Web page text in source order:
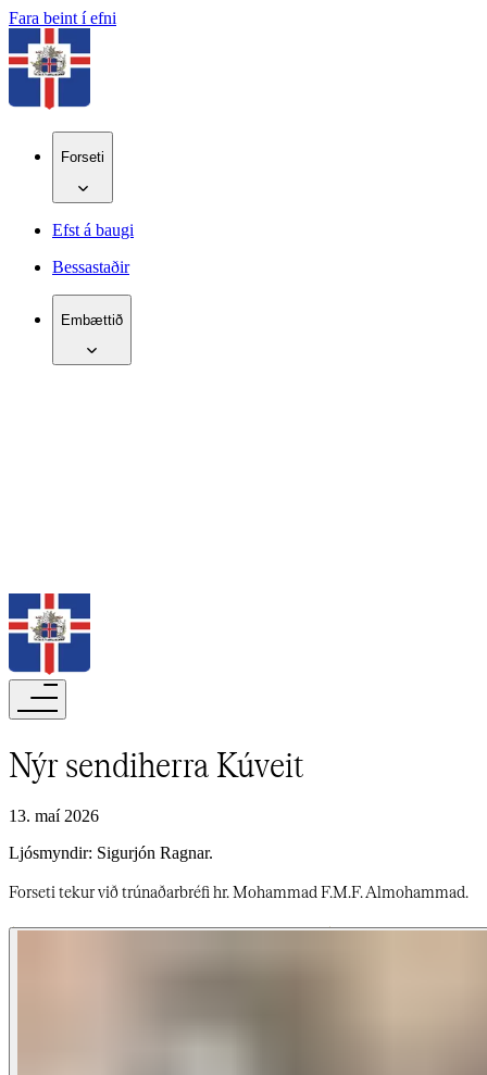
Fara beint í efni
Forseti
Efst á baugi
Bessastaðir
Embættið
Nýr sendiherra Kúveit​​​​‌ ‍ ​‍​‍‌‍ ‌ ​‍‌‍‍‌‌‍‌ ‌‍‍‌‌‍ ‍​‍​‍​ ‍‍​‍​‍‌ ​ ‌‍​‌‌‍ ‍‌‍‍‌‌ ‌​‌ ‍‌​‍ ‍‌‍‍‌‌‍ ​‍​‍​‍ ​​‍​‍‌‍‍​‌ ​‍‌‍‌‌‌‍‌‍​‍​‍​ ‍‍​‍​‍‌‍‍​‌ ‌​‌ ‌​‌ ​​‌ ​ ​‍ ​‍ ‌‍‌‍‌‍ ‌ ​‍‌ ​ ‌‍‌‌‌ ‌​‌‍‍‌​‍ ‌‌‍‍‌‌ ​ ‌‍ ​‌‍​‌‌‍ ‍‌‍‌​‌ ​ ​‍ ‍‌ ‌‍‌‍‌‌‌ ​‍‌‍​ ‌‍‌‌‌‍ ​​‍ ‍‌‍​‌‌ ​​‌ ​​​‍ ‌ ​ ‌ ‌​‌ ‌‌‌‍‌​‌‍‍‌‌‍ ​‍ ‌‍‍‌‌‍ ‍‌ ‌​‌‍‌‌‌‍ ‍‌ ‌​​‍ ‌‍‌‌‌‍‌​‌‍‍‌‌ ‌​​‍ ‌‍ ‌‌‍ ‌‍‌​‌‍‌‌​ ‌‌ ​​‌ ​‍‌‍‌‌‌ ​ ‌‍‌‌‌‍ ‍‌ ‌​‌‍​‌‌ ‌​‌‍‍‌‌‍ ‌‍ ‍​ ‍ ‌‍‍‌‌‍‌​​ ‌​ ​ ​ ‌‍​ ‌ ​ ‍​‌‍​ ​ ​‌​ ​​​ ​‌​‍ ‌​ ‌​​ ‌‍‌‍‌​‌‍‌‌​‍ ‌​ ‌​‌‍‌‍​ ​ ​ ‌ ​‍ ‌​ ‍​‌‍‌‍‌‍‌‌​ ‌​​‍ ‌​ ‌‍‌‍‌‌‌‍‌‌​ ​ ‌‍​‍​ ‌​​ ‍​​ ‌‍‌‍​‍‌‍​‌​ ‌‌​ ‍‌​ ‍ ‌ ‌​‌ ‍‌‌ ​​‌‍‌‌​ ‌‌‍ ‍‌‍‌‌‌ ‌ ‌ ​ ​ ‍ ‌ ​​‌‍​‌‌ ‌​‌‍‍​​ ‌‌ ‌​‌‍‍‌‌ ‌​‌‍ ​‌‍‌‌​ ‌‍​‍‌‍​‌‌ ​ ‌‍‌‌‌‌‌‌‌ ​‍‌‍ ​​ ‌‌‍‍​‌ ‌​‌ ‌​‌ ​​‌ ​ ​‍‌‌​ ​‍‌​‌‍​‍‌‌​ ​‍‌​‌‍‌‍‌‍‌‍ ‌ ​‍‌ ​ ‌‍‌‌‌ ‌​‌‍‍‌​‍ ‌‌‍‍‌‌ ​ ‌‍ ​‌‍​‌‌‍ ‍‌‍‌​‌ ​ ​‍ ‍‌ ‌‍‌‍‌‌‌ ​‍‌‍​ ‌‍‌‌‌‍ ​​‍ ‍‌‍​‌‌ ​​‌ ​​​‍‌‌​ ​‍‌​‌‍‌ ​ ‌ ‌​‌ ‌‌‌‍‌​‌‍‍‌‌‍ ​‍‌‍‌‍‍‌‌‍‌​​ ‌​ ​ ​ ‌‍​ ‌ ​ ‍​‌‍​ ​ ​‌​ ​​​ ​‌​‍ ‌​ ‌​​ ‌‍‌‍‌​‌‍‌‌​‍ ‌​ ‌​‌‍‌‍​ ​ ​ ‌ ​‍ ‌​ ‍​‌‍‌‍‌‍‌‌​ ‌​​‍ ‌​ ‌‍‌‍‌‌‌‍‌‌​ ​ ‌‍​‍​ ‌​​ ‍​​ ‌‍‌‍​‍‌‍​‌​ ‌‌​ ‍‌​‍‌‍‌ ‌​‌ ‍‌‌ ​​‌‍‌‌​ ‌‌‍ ‍‌‍‌‌‌ ‌ ‌ ​ ​‍‌‍‌ ​​‌‍​‌‌ ‌​‌‍‍​​ ‌‌ ‌​‌‍‍‌‌ ‌​‌‍ ​‌‍‌‌​‍‌‍‌ ​​‌‍‌‌‌ ​‍‌ ​ ‌ ​​‌‍‌‌‌‍​ ‌ ‌​‌‍‍‌‌ ‌‍‌‍‌‌​ ‌‌ ​​‌ ‌‌‌‍​‍‌‍ ​‌‍‍‌‌ ​ ‌‍‍​‌‍‌‌‌‍‌​​‍​‍‌ ‌
13. maí 2026
Ljósmyndir: Sigurjón Ragnar.​​​​‌ ‍ ​‍​‍‌‍ ‌ ​‍‌‍‍‌‌‍‌ ‌‍‍‌‌‍ ‍​‍​‍​ ‍‍​‍​‍‌ ​ ‌‍​‌‌‍ ‍‌‍‍‌‌ ‌​‌ ‍‌​‍ ‍‌‍‍‌‌‍ ​‍​‍​‍ ​​‍​‍‌‍‍​‌ ​‍‌‍‌‌‌‍‌‍​‍​‍​ ‍‍​‍​‍‌‍‍​‌ ‌​‌ ‌​‌ ​​‌ ​ ​‍ ​‍ ‌‍‌‍‌‍ ‌ ​‍‌ ​ ‌‍‌‌‌ ‌​‌‍‍‌​‍ ‌‌‍‍‌‌ ​ ‌‍ ​‌‍​‌‌‍ ‍‌‍‌​‌ ​ ​‍ ‍‌ ‌‍‌‍‌‌‌ ​‍‌‍​ ‌‍‌‌‌‍ ​​‍ ‍‌‍​‌‌ ​​‌ ​​​‍ ‌ ​ ‌ ‌​‌ ‌‌‌‍‌​‌‍‍‌‌‍ ​‍ ‌‍‍‌‌‍ ‍‌ ‌​‌‍‌‌‌‍ ‍‌ ‌​​‍ ‌‍‌‌‌‍‌​‌‍‍‌‌ ‌​​‍ ‌‍ ‌‌‍ ‌‍‌​‌‍‌‌​ ‌‌ ​​‌ ​‍‌‍‌‌‌ ​ ‌‍‌‌‌‍ ‍‌ ‌​‌‍​‌‌ ‌​‌‍‍‌‌‍ ‌‍ ‍​ ‍ ‌‍‍‌‌‍‌​​ ‌​ ​ ​ ‌‍​ ‌ ​ ‍​‌‍​ ​ ​‌​ ​​​ ​‌​‍ ‌​ ‌​​ ‌‍‌‍‌​‌‍‌‌​‍ ‌​ ‌​‌‍‌‍​ ​ ​ ‌ ​‍ ‌​ ‍​‌‍‌‍‌‍‌‌​ ‌​​‍ ‌​ ‌‍‌‍‌‌‌‍‌‌​ ​ ‌‍​‍​ ‌​​ ‍​​ ‌‍‌‍​‍‌‍​‌​ ‌‌​ ‍‌​ ‍ ‌ ‌​‌ ‍‌‌ ​​‌‍‌‌​ ‌‌‍ ‍‌‍‌‌‌ ‌ ‌ ​ ​ ‍ ‌ ​​‌‍​‌‌ ‌​‌‍‍​​ ‌‌‍‍‌‌‍ ‌‌‍​‌‌‍‌ ‌‍‌‌‌​​ ‌ ​‍‌‍‌‌‌‍‌​‌‍‍‌‌ ‌​‌ ​ ​ ‌‍​‍‌‍​‌‌ ​ ‌‍‌‌‌‌‌‌‌ ​‍‌‍ ​​ ‌‌‍‍​‌ ‌​‌ ‌​‌ ​​‌ ​ ​‍‌‌​ ​‍‌​‌‍​‍‌‌​ ​‍‌​‌‍‌‍‌‍‌‍ ‌ ​‍‌ ​ ‌‍‌‌‌ ‌​‌‍‍‌​‍ ‌‌‍‍‌‌ ​ ‌‍ ​‌‍​‌‌‍ ‍‌‍‌​‌ ​ ​‍ ‍‌ ‌‍‌‍‌‌‌ ​‍‌‍​ ‌‍‌‌‌‍ ​​‍ ‍‌‍​‌‌ ​​‌ ​​​‍‌‌​ ​‍‌​‌‍‌ ​ ‌ ‌​‌ ‌‌‌‍‌​‌‍‍‌‌‍ ​‍‌‍‌‍‍‌‌‍‌​​ ‌​ ​ ​ ‌‍​ ‌ ​ ‍​‌‍​ ​ ​‌​ ​​​ ​‌​‍ ‌​ ‌​​ ‌‍‌‍‌​‌‍‌‌​‍ ‌​ ‌​‌‍‌‍​ ​ ​ ‌ ​‍ ‌​ ‍​‌‍‌‍‌‍‌‌​ ‌​​‍ ‌​ ‌‍‌‍‌‌‌‍‌‌​ ​ ‌‍​‍​ ‌​​ ‍​​ ‌‍‌‍​‍‌‍​‌​ ‌‌​ ‍‌​‍‌‍‌ ‌​‌ ‍‌‌ ​​‌‍‌‌​ ‌‌‍ ‍‌‍‌‌‌ ‌ ‌ ​ ​‍‌‍‌ ​​‌‍​‌‌ ‌​‌‍‍​​ ‌‌‍‍‌‌‍ ‌‌‍​‌‌‍‌ ‌‍‌‌‌​​ ‌ ​‍‌‍‌‌‌‍‌​‌‍‍‌‌ ‌​‌ ​ ​‍‌‍‌ ​​‌‍‌‌‌ ​‍‌ ​ ‌ ​​‌‍‌‌‌‍​ ‌ ‌​‌‍‍‌‌ ‌‍‌‍‌‌​ ‌‌ ​​‌ ‌‌‌‍​‍‌‍ ​‌‍‍‌‌ ​ ‌‍‍​‌‍‌‌‌‍‌​​‍​‍‌ ‌
Forseti tekur við trúnaðarbréfi hr. Mohammad F.M.F. Almohammad ‍ ​‍​‍‌‍. ‌ ​‍‌‍‍‌‌‍‌ ‌‍‍‌‌‍ ‍​‍​‍​ ‍‍​‍​‍‌ ​ ‌‍​‌‌‍ ‍‌‍‍‌‌ ‌​‌ ‍‌​‍ ‍‌‍‍‌‌‍ ​‍​‍​‍ ​​‍​‍‌‍‍​‌ ​‍‌‍‌‌‌‍‌‍​‍​‍​ ‍‍​‍​‍‌‍‍​‌ ‌​‌ ‌​‌ ​​‌ ​ ​‍ ​‍ ‌‍‌‍‌‍ ‌ ​‍‌ ​ ‌‍‌‌‌ ‌​‌‍‍‌​‍ ‌‌‍‍‌‌ ​ ‌‍ ​‌‍​‌‌‍ ‍‌‍‌​‌ ​ ​‍ ‍‌ ‌‍‌‍‌‌‌ ​‍‌‍​ ‌‍‌‌‌‍ ​​‍ ‍‌‍​‌‌ ​​‌ ​​​‍ ‌ ​ ‌ ‌​‌ ‌‌‌‍‌​‌‍‍‌‌‍ ​‍ ‌‍‍‌‌‍ ‍‌ ‌​‌‍‌‌‌‍ ‍‌ ‌​​‍ ‌‍‌‌‌‍‌​‌‍‍‌‌ ‌​​‍ ‌‍ ‌‌‍ ‌‍‌​‌‍‌‌​ ‌‌ ​​‌ ​‍‌‍‌‌‌ ​ ‌‍‌‌‌‍ ‍‌ ‌​‌‍​‌‌ ‌​‌‍‍‌‌‍ ‌‍ ‍​ ‍ ‌‍‍‌‌‍‌​​ ‌‌ ‌‌‌ ‌​​ ​‍‌​​‍‌‌‌​‌‍‍ ‌‍‍​‌​​‍‌ ​‍‌​‌‍‌​​ ‌‍​‌‌‌​‌‌​‌ ​ ‌​​ ​​‌​​‌‌​‍‍​ ‌​‌​‌‍‌‍‍‍‌‍ ‍​ ‍ ‌ ‌​‌ ‍‌‌ ​​‌‍‌‌​ ‌‌‍ ‍‌‍‌‌‌ ‌ ‌ ​ ​ ‍ ‌ ​​‌‍​‌‌ ‌​‌‍‍​​ ‌‌‍‌​‌‍‌‌‌ ​ ‌‍​ ‌ ​‍‌‍‍‌‌ ​​‌ ‌​‌‍‍‌‌‍ ‌‍ ‍​ ‌‍​‍‌‍​‌‌ ​ ‌‍‌‌‌‌‌‌‌ ​‍‌‍ ​​ ‌‌‍‍​‌ ‌​‌ ‌​‌ ​​‌ ​ ​‍‌‌​ ​‍‌​‌‍​‍‌‌​ ​‍‌​‌‍‌‍‌‍‌‍ ‌ ​‍‌ ​ ‌‍‌‌‌ ‌​‌‍‍‌​‍ ‌‌‍‍‌‌ ​ ‌‍ ​‌‍​‌‌‍ ‍‌‍‌​‌ ​ ​‍ ‍‌ ‌‍‌‍‌‌‌ ​‍‌‍​ ‌‍‌‌‌‍ ​​‍ ‍‌‍​‌‌ ​​‌ ​​​‍‌‌​ ​‍‌​‌‍‌ ​ ‌ ‌​‌ ‌‌‌‍‌​‌‍‍‌‌‍ ​‍‌‍‌‍‍‌‌‍‌​​ ‌‌ ‌‌‌ ‌​​ ​‍‌​​‍‌‌‌​‌‍‍ ‌‍‍​‌​​‍‌ ​‍‌​‌‍‌​​ ‌‍​‌‌‌​‌‌​‌ ​ ‌​​ ​​‌​​‌‌​‍‍​ ‌​‌​‌‍‌‍‍‍‌‍ ‍​‍‌‍‌ ‌​‌ ‍‌‌ ​​‌‍‌‌​ ‌‌‍ ‍‌‍‌‌‌ ‌ ‌ ​ ​‍‌‍‌ ​​‌‍​‌‌ ‌​‌‍‍​​ ‌‌‍‌​‌‍‌‌‌ ​ ‌‍​ ‌ ​‍‌‍‍‌‌ ​​‌ ‌​‌‍‍‌‌‍ ‌‍ ‍​‍‌‍‌ ​​‌‍‌‌‌ ​‍‌ ​ ‌ ​​‌‍‌‌‌‍​ ‌ ‌​‌‍‍‌‌ ‌‍‌‍‌‌​ ‌‌ ​​‌ ‌‌‌‍​‍‌‍ ​‌‍‍‌‌ ​ ‌‍‍​‌‍‌‌‌‍‌​​‍​‍‌ ‌​​​​‌ ‍ ​‍​‍‌‍ ‌ ​‍‌‍‍‌‌‍‌ ‌‍‍‌‌‍ ‍​‍​‍​ ‍‍​‍​‍‌ ​ ‌‍​‌‌‍ ‍‌‍‍‌‌ ‌​‌ ‍‌​‍ ‍‌‍‍‌‌‍ ​‍​‍​‍ ​​‍​‍‌‍‍​‌ ​‍‌‍‌‌‌‍‌‍​‍​‍​ ‍‍​‍​‍‌‍‍​‌ ‌​‌ ‌​‌ ​​‌ ​ ​‍ ​‍ ‌‍‌‍‌‍ ‌ ​‍‌ ​ ‌‍‌‌‌ ‌​‌‍‍‌​‍ ‌‌‍‍‌‌ ​ ‌‍ ​‌‍​‌‌‍ ‍‌‍‌​‌ ​ ​‍ ‍‌ ‌‍‌‍‌‌‌ ​‍‌‍​ ‌‍‌‌‌‍ ​​‍ ‍‌‍​‌‌ ​​‌ ​​​‍ ‌ ​ ‌ ‌​‌ ‌‌‌‍‌​‌‍‍‌‌‍ ​‍ ‌‍‍‌‌‍ ‍‌ ‌​‌‍‌‌‌‍ ‍‌ ‌​​‍ ‌‍‌‌‌‍‌​‌‍‍‌‌ ‌​​‍ ‌‍ ‌‌‍ ‌‍‌​‌‍‌‌​ ‌‌ ​​‌ ​‍‌‍‌‌‌ ​ ‌‍‌‌‌‍ ‍‌ ‌​‌‍​‌‌ ‌​‌‍‍‌‌‍ ‌‍ ‍​ ‍ ‌‍‍‌‌‍‌​​ ‌​ ​ ​ ‌‍​ ‌ ​ ‍​‌‍​ ​ ​‌​ ​​​ ​‌​‍ ‌​ ‌​​ ‌‍‌‍‌​‌‍‌‌​‍ ‌​ ‌​‌‍‌‍​ ​ ​ ‌ ​‍ ‌​ ‍​‌‍‌‍‌‍‌‌​ ‌​​‍ ‌​ ‌‍‌‍‌‌‌‍‌‌​ ​ ‌‍​‍​ ‌​​ ‍​​ ‌‍‌‍​‍‌‍​‌​ ‌‌​ ‍‌​ ‍ ‌ ‌​‌ ‍‌‌ ​​‌‍‌‌​ ‌‌‍ ‍‌‍‌‌‌ ‌ ‌ ​ ​ ‍ ‌ ​​‌‍​‌‌ ‌​‌‍‍​​ ‌‌‍‌​‌‍‌‌‌ ​ ‌‍​ ‌ ​‍‌‍‍‌‌ ​​‌ ‌​‌‍‍‌‌‍ ‌‍ ‍​ ‌‍​‍‌‍​‌‌ ​ ‌‍‌‌‌‌‌‌‌ ​‍‌‍ ​​ ‌‌‍‍​‌ ‌​‌ ‌​‌ ​​‌ ​ ​‍‌‌​ ​‍‌​‌‍​‍‌‌​ ​‍‌​‌‍‌‍‌‍‌‍ ‌ ​‍‌ ​ ‌‍‌‌‌ ‌​‌‍‍‌​‍ ‌‌‍‍‌‌ ​ ‌‍ ​‌‍​‌‌‍ ‍‌‍‌​‌ ​ ​‍ ‍‌ ‌‍‌‍‌‌‌ ​‍‌‍​ ‌‍‌‌‌‍ ​​‍ ‍‌‍​‌‌ ​​‌ ​​​‍‌‌​ ​‍‌​‌‍‌ ​ ‌ ‌​‌ ‌‌‌‍‌​‌‍‍‌‌‍ ​‍‌‍‌‍‍‌‌‍‌​​ ‌​ ​ ​ ‌‍​ ‌ ​ ‍​‌‍​ ​ ​‌​ ​​​ ​‌​‍ ‌​ ‌​​ ‌‍‌‍‌​‌‍‌‌​‍ ‌​ ‌​‌‍‌‍​ ​ ​ ‌ ​‍ ‌​ ‍​‌‍‌‍‌‍‌‌​ ‌​​‍ ‌​ ‌‍‌‍‌‌‌‍‌‌​ ​ ‌‍​‍​ ‌​​ ‍​​ ‌‍‌‍​‍‌‍​‌​ ‌‌​ ‍‌​‍‌‍‌ ‌​‌ ‍‌‌ ​​‌‍‌‌​ ‌‌‍ ‍‌‍‌‌‌ ‌ ‌ ​ ​‍‌‍‌ ​​‌‍​‌‌ ‌​‌‍‍​​ ‌‌‍‌​‌‍‌‌‌ ​ ‌‍​ ‌ ​‍‌‍‍‌‌ ​​‌ ‌​‌‍‍‌‌‍ ‌‍ ‍​‍‌‍‌ ​​‌‍‌‌‌ ​‍‌ ​ ‌ ​​‌‍‌‌‌‍​ ‌ ‌​‌‍‍‌‌ ‌‍‌‍‌‌​ ‌‌ ​​‌ ‌‌‌‍​‍‌‍ ​‌‍‍‌‌ ​ ‌‍‍​‌‍‌‌‌‍‌​​‍​‍‌ ‌